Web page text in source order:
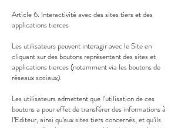
Article 6. Interactivité avec des sites tiers et des
applications tierces
Les utilisateurs peuvent interagir avec le Site en
cliquant sur des boutons représentant des sites et
applications tierces (notamment via les boutons de
réseaux sociaux).
Les utilisateurs admettent que l’utilisation de ces
boutons a pour effet de transférer des informations à
l’Editeur, ainsi qu’aux sites tiers concernés, et qu’ils